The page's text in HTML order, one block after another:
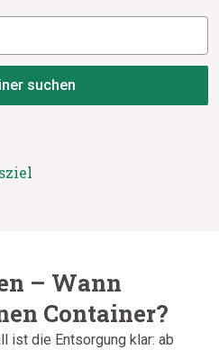
suchen
– Wann
Container?
ist die Entsorgung klar: ab